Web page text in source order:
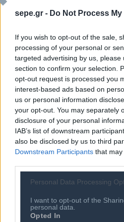
sepe.gr - Do Not Process
If you wish to opt-out of the sale,
processing of your personal or
targeted advertising by us, please
section to confirm your selection.
opt-out request is processed you
interest-based ads based on
us or personal information
your opt-out. You may separately
disclosure of your personal
IAB’s list of downstream
also be disclosed by us to third
Downstream Participants that
Personal Data Processing
I want to opt-out of the
personal data.
Opted In
Ποιος είναι ο ΣΕΠΕ
Καταστατικό
Κώδικας Δεοντολογίας
Κανονισμός Διαιτησίας
Ιστορικό
Εργασίας
Εκδηλώσεις
Προκηρύξεις -